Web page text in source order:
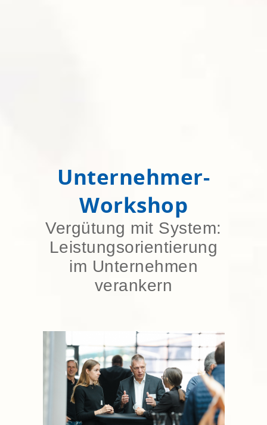
Unternehmer-
Workshop
Vergütung mit System:
Leistungsorientierung
im Unternehmen
verankern